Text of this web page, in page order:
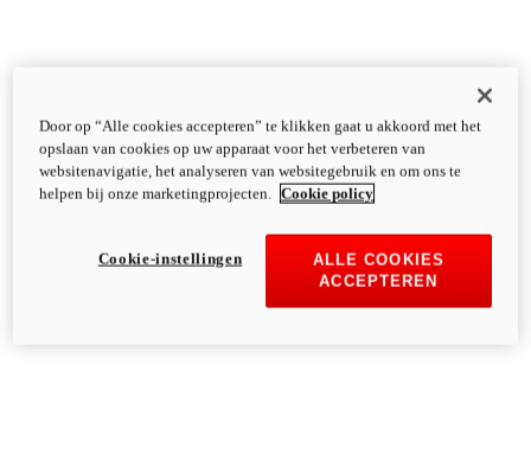
Door op “Alle cookies accepteren” te klikken gaat u akkoord met het
opslaan van cookies op uw apparaat voor het verbeteren van
websitenavigatie, het analyseren van websitegebruik en om ons te
helpen bij onze marketingprojecten.
Cookie policy
ALLE COOKIES
ACCEPTEREN
Cookie-instellingen